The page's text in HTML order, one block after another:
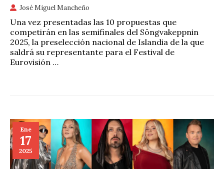
José Miguel Mancheño
Una vez presentadas las 10 propuestas que
competirán en las semifinales del Söngvakeppnin
2025, la preselección nacional de Islandia de la que
saldrá su representante para el Festival de
Eurovisión …
Ene
17
2025